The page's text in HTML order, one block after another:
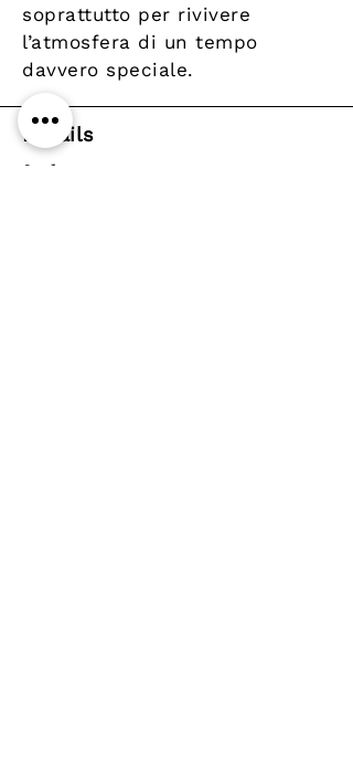
soprattutto per rivivere
l’atmosfera di un tempo
davvero speciale.
Details